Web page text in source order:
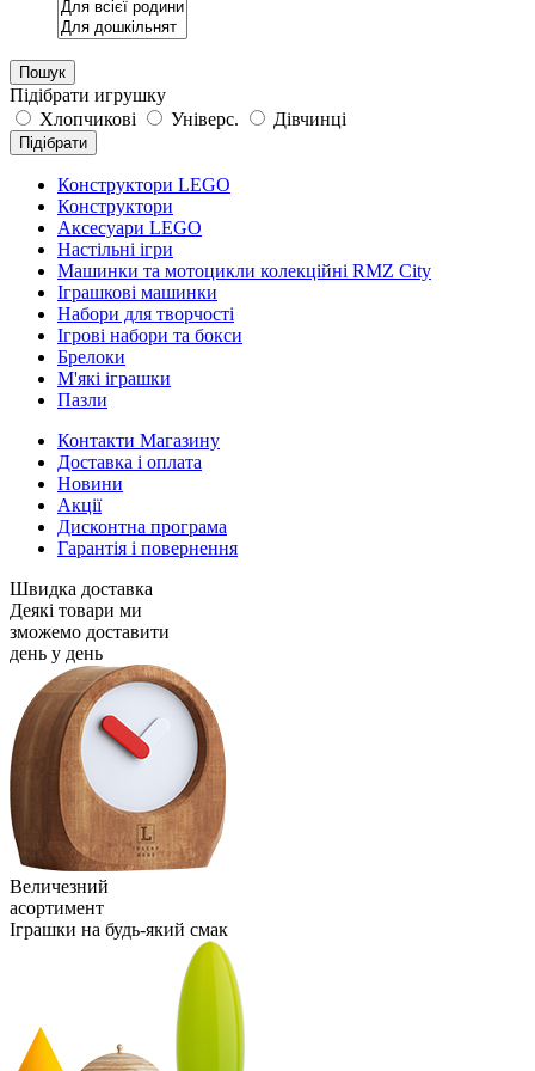
Пошук
Підібрати игрушку
Хлопчикові
Універс. Дівчинці
Підібрати
Конструктори LEGO
Конструктори
Аксесуари LEGO
Настільні ігри
Машинки та мотоцикли колекційні RMZ City
Іграшкові машинки
Набори для творчості
Ігрові набори та бокси
Брелоки
М'які іграшки
Пазли
Контакти Магазину
Доставка і оплата
Новини
Акції
Дисконтна програма
Гарантія і повернення
Швидка доставка
Деякі товари ми
зможемо доставити
день у день
Величезний
асортимент
Іграшки на будь-який смак